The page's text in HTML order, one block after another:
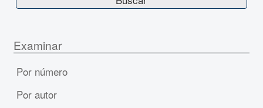
Examinar
Por número
Por autor